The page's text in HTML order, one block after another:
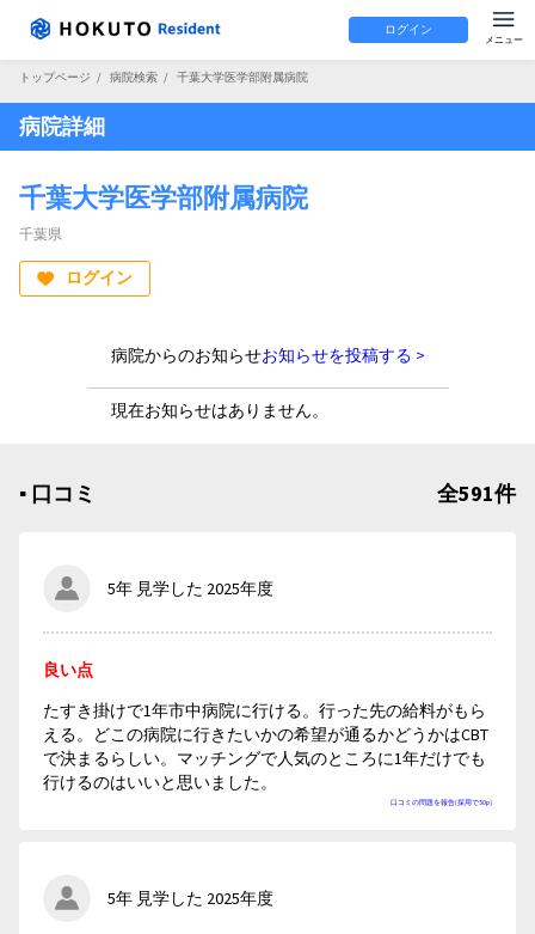
ログイン
トップページ / 病院検索 / 千葉大学医学部附属病院
病院詳細
千葉大学医学部附属病院
千葉県
ログイン
病院からのお知らせお知らせを投稿する >
現在お知らせはありません。
▪︎ 口コミ 全591件
5年 見学した 2025年度
口コミの問題を報告(採用で50p)
良い点
たすき掛けで1年市中病院に行ける。行った先の給料がもら
える。どこの病院に行きたいかの希望が通るかどうかはCBT
で決まるらしい。マッチングで人気のところに1年だけでも
行けるのはいいと思いました。
5年 見学した 2025年度